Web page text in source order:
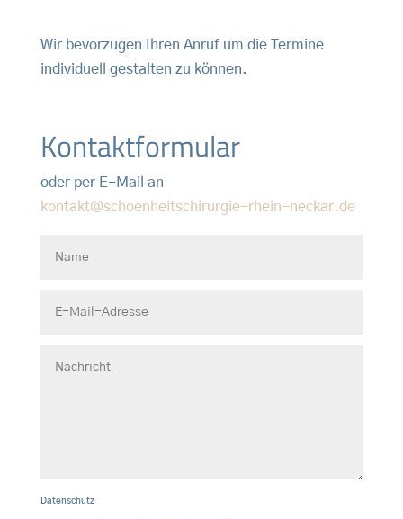
Wir bevorzugen Ihren Anruf um die Termine
individuell gestalten zu können.
Kontaktformular
oder per E-Mail an
kontakt@schoenheitschirurgie-rhein-neckar.de
Datenschutz